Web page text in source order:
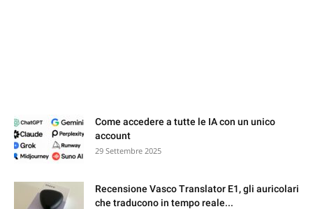
Come accedere a tutte le IA con un unico
account
29 Settembre 2025
Recensione Vasco Translator E1, gli auricolari
che traducono in tempo reale...